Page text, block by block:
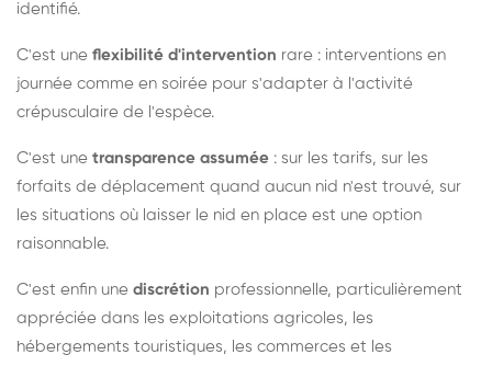
identifié.
C'est une flexibilité d'intervention rare : interventions en
journée comme en soirée pour s'adapter à l'activité
crépusculaire de l'espèce.
C'est une transparence assumée : sur les tarifs, sur les
forfaits de déplacement quand aucun nid n'est trouvé, sur
les situations où laisser le nid en place est une option
raisonnable.
C'est enfin une discrétion professionnelle, particulièrement
appréciée dans les exploitations agricoles, les
hébergements touristiques, les commerces et les